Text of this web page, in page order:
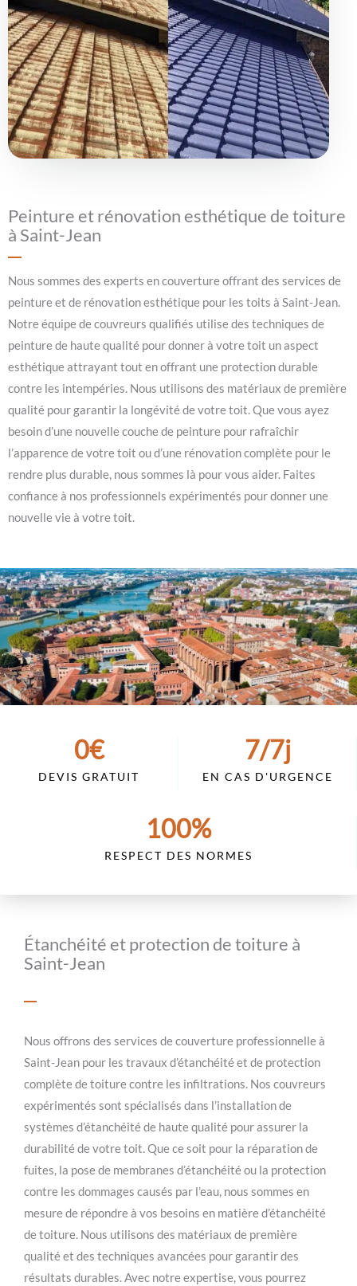
Peinture et rénovation esthétique de toiture
à Saint-Jean
Nous sommes des experts en couverture offrant des services de
peinture et de rénovation esthétique pour les toits à Saint-Jean.
Notre équipe de couvreurs qualifiés utilise des techniques de
peinture de haute qualité pour donner à votre toit un aspect
esthétique attrayant tout en offrant une protection durable
contre les intempéries. Nous utilisons des matériaux de première
qualité pour garantir la longévité de votre toit. Que vous ayez
besoin d’une nouvelle couche de peinture pour rafraîchir
l’apparence de votre toit ou d’une rénovation complète pour le
rendre plus durable, nous sommes là pour vous aider. Faites
confiance à nos professionnels expérimentés pour donner une
nouvelle vie à votre toit.
DEVIS GRATUIT
0€
EN CAS D'URGENCE
7/7j
RESPECT DES NORMES
100%
Étanchéité et protection de toiture à
Saint-Jean
Nous offrons des services de couverture professionnelle à
Saint-Jean pour les travaux d’étanchéité et de protection
complète de toiture contre les infiltrations. Nos couvreurs
expérimentés sont spécialisés dans l’installation de
systèmes d’étanchéité de haute qualité pour assurer la
durabilité de votre toit. Que ce soit pour la réparation de
fuites, la pose de membranes d’étanchéité ou la protection
contre les dommages causés par l’eau, nous sommes en
mesure de répondre à vos besoins en matière d’étanchéité
de toiture. Nous utilisons des matériaux de première
qualité et des techniques avancées pour garantir des
résultats durables. Avec notre expertise, vous pourrez